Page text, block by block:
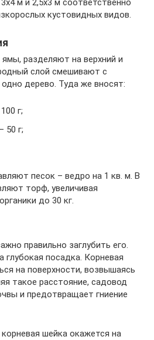
м и 2,5х3 м соответственно
кустовидных видов.
разделяют на верхний и
слой смешивают с
дерево. Туда же вносят:
г;
50 г;
песок – ведро на 1 кв. м. В
торф, увеличивая
до 30 кг.
правильно заглубить его.
глубокая посадка. Корневая
на поверхности, возвышаясь
такое расстояние, садовод
и предотвращает гниение
шейка окажется на